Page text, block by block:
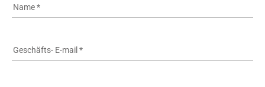
Name*
Geschäfts- E-mail *